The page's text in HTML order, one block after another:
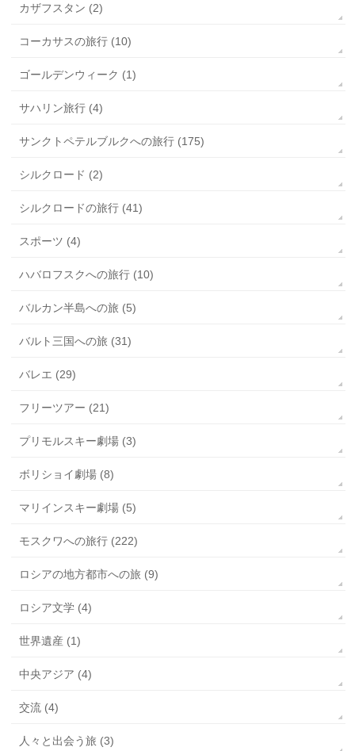
カザフスタン (2)
コーカサスの旅行 (10)
ゴールデンウィーク (1)
サハリン旅行 (4)
サンクトペテルブルクへの旅行 (175)
シルクロード (2)
シルクロードの旅行 (41)
スポーツ (4)
ハバロフスクへの旅行 (10)
バルカン半島への旅 (5)
バルト三国への旅 (31)
バレエ (29)
フリーツアー (21)
プリモルスキー劇場 (3)
ボリショイ劇場 (8)
マリインスキー劇場 (5)
モスクワへの旅行 (222)
ロシアの地方都市への旅 (9)
ロシア文学 (4)
世界遺産 (1)
中央アジア (4)
交流 (4)
人々と出会う旅 (3)